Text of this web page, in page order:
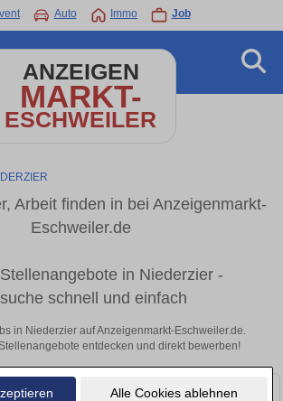
Alle Cookies ablehnen
Auto Immo Job
ANZEIGEN
MARKT-
ESCHWEILER
Arbeit finden in bei Anzeigenmarkt-
Eschweiler.de
in Niederzier -
schnell und einfach
in Niederzier auf Anzeigenmarkt-Eschweiler.de.
entdecken und direkt bewerben!